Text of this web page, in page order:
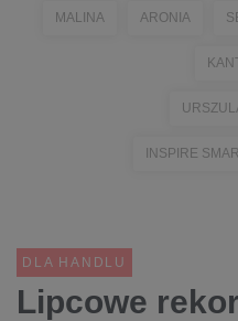
MALINA ARONIA
INSPIRE
DLA HANDLU
Lipcowe